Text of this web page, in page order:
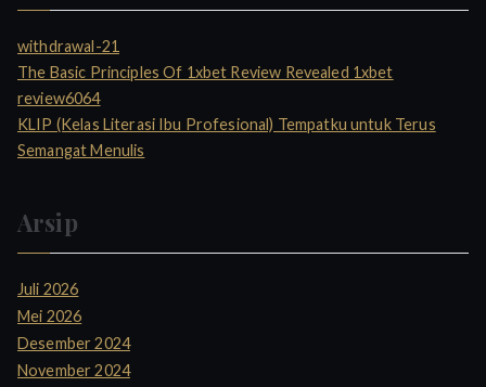
withdrawal-21
The Basic Principles Of 1xbet Review Revealed 1xbet
review6064
KLIP (Kelas Literasi Ibu Profesional) Tempatku untuk Terus
Semangat Menulis
Arsip
Juli 2026
Mei 2026
Desember 2024
November 2024